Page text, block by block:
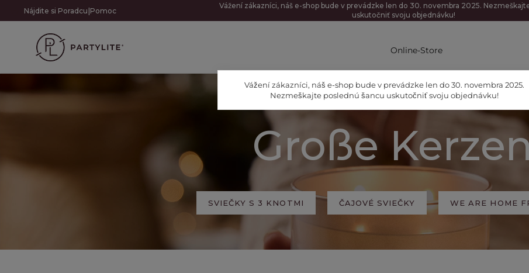
Nájdite si Poradcu |Pomoc
Vážení zákazníci, náš e-shop bude v prevádzke len do 30. novembra 2025.
uskutočniť svoju objednávku!
Online-Store
Große
SVIEČKY S 3 KNOTMI ČAJOVÉ SVIEČKY WE ARE HOME
Vážení zákazníci, náš e-shop bude v prevádzke len do 30. novembra 2025.
Nezmeškajte poslednú šancu uskutočniť svoju objednávku!